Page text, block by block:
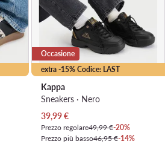
extra -15% Codice: LAST
Occasione
Kappa
Sneakers · Nero
Prezzo attuale
39,99€
Prezzo regolare49,99 €-20%
Prezzo più basso46,95 €-14%